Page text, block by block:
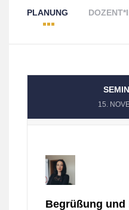
PLANUNG
15.
Begrüßung und